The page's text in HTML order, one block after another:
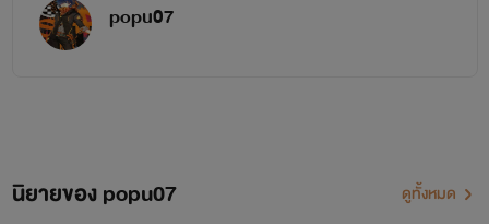
popu07
นิยายของ popu07 ดูทั้งหมด